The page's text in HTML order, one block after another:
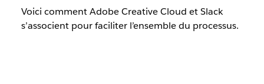
Voici comment Adobe Creative Cloud et Slack
s’associent pour faciliter l’ensemble du processus.